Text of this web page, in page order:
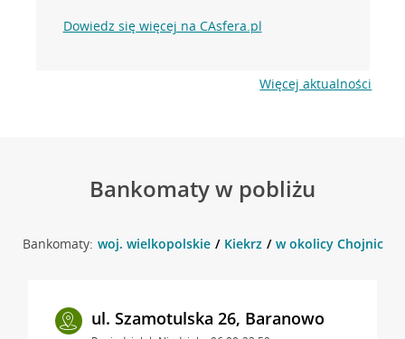
Dowiedz się więcej na CAsfera.pl
Więcej aktualności
Bankomaty w pobliżu
Bankomaty: woj. wielkopolskie Kiekrz w okolicy Chojnicka
ul. Szamotulska 26, Baranowo